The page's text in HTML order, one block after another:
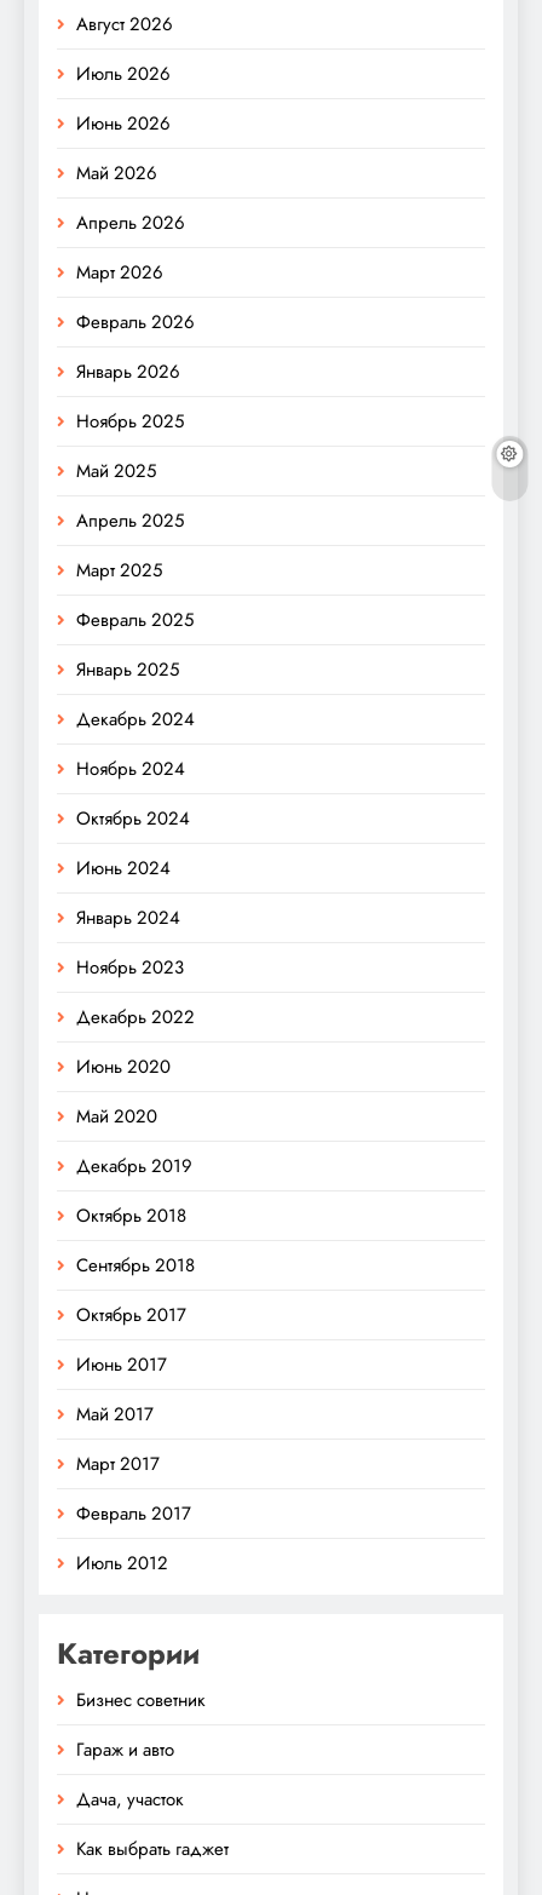
Август 2026
Июль 2026
Июнь 2026
Май 2026
Апрель 2026
Март 2026
Февраль 2026
Январь 2026
Ноябрь 2025
Май 2025
Апрель 2025
Март 2025
Февраль 2025
Январь 2025
Декабрь 2024
Ноябрь 2024
Октябрь 2024
Июнь 2024
Январь 2024
Ноябрь 2023
Декабрь 2022
Июнь 2020
Май 2020
Декабрь 2019
Октябрь 2018
Сентябрь 2018
Октябрь 2017
Июнь 2017
Май 2017
Март 2017
Февраль 2017
Июль 2012
Категории
Бизнес советник
Гараж и авто
Дача, участок
Как выбрать гаджет